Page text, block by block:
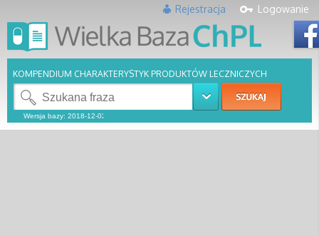
Logowanie
Rejestracja
KOMPENDIUM CHARAKTERYSTYK PRODUKTÓW LECZNICZYCH